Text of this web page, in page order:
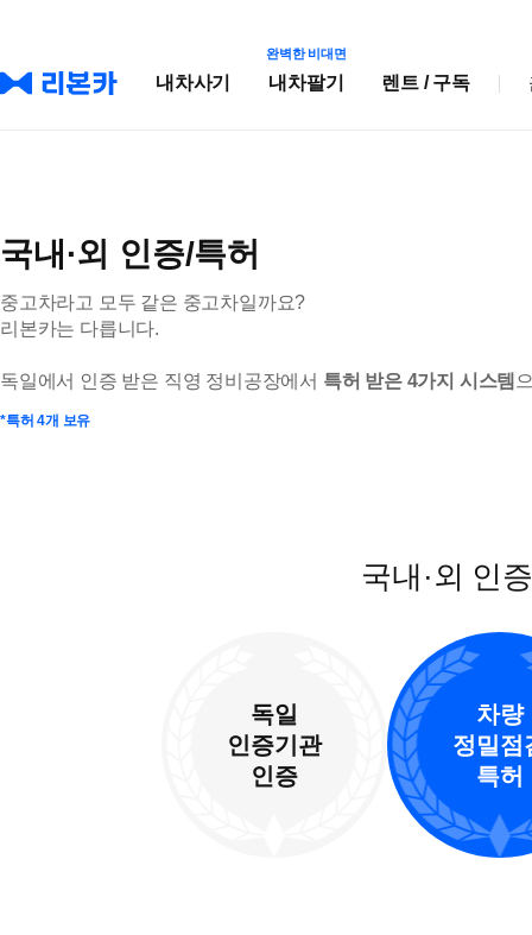
내차사기
완벽한 비대면
내차팔기 렌트 / 구독
국내·외 인증/특허
중고차라고 모두 같은 중고차일까요?
리본카는 다릅니다.
독일에서 인증 받은 직영 정비공장에서 특허 받은 4가지 시스템
*특허 4개 보유
국내·외 인
독일
인증기관
인증
차량
정밀점
특허